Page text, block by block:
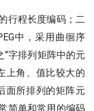
行程长度编码；二
中，采用曲徊序
”字排列矩阵中的元
上角、值比较大的
面所排列的矩阵元
简单和常用的编码